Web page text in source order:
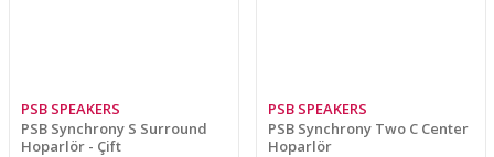
PSB SPEAKERS
PSB Synchrony S Surround
Hoparlör - Çift
PSB SPEAKERS
PSB Synchrony Two C Center
Hoparlör